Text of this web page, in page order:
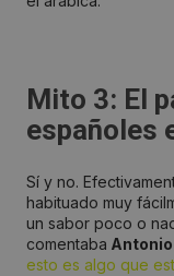
Mito 3: El
españoles
Sí y no.
habituado muy
un sabor poco o
comentaba Antonio
esto es algo que